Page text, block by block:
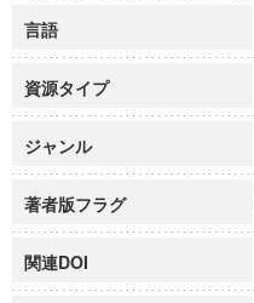
言語
資源タイプ
ジャンル
著者版フラグ
関連DOI